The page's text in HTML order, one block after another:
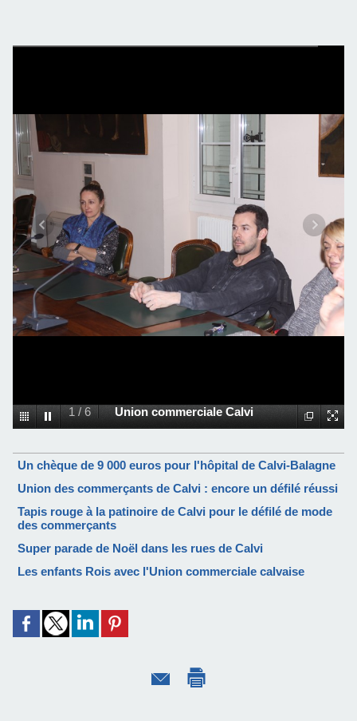
1 /6 Union commerciale Calvi
Un chèque de 9 000 euros pour l'hôpital de Calvi-Balagne
Union des commerçants de Calvi : encore un défilé réussi
Tapis rouge à la patinoire de Calvi pour le défilé de mode
des commerçants
Super parade de Noël dans les rues de Calvi
Les enfants Rois avec l'Union commerciale calvaise